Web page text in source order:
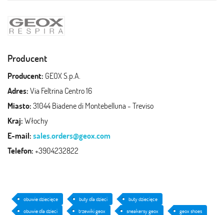
Producent
Producent: GEOX S.p.A.
Adres:Via Feltrina Centro 16
Miasto:31044 Biadene di Montebelluna - Treviso
Kraj:Włochy
E-mail:sales.orders@geox.com
Telefon:+3904232822
obuwie dziecięce buty dla dzieci
buty dziecięce
obuwie dla dzieci
trzewiki geox sneakersy geox geox shoes